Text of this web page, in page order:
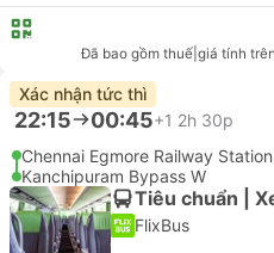
Đã bao gồm thuế giá tính
Xác nhận tức thì
22:15 00:45+1 2h 30p
Chennai Egmore Railway
Kanchipuram Bypass W
Tiêu chuẩn |
FlixBus